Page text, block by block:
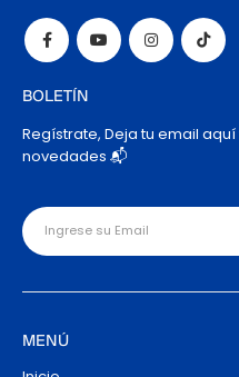
BOLETÍN
Regístrate, Deja tu email
novedades 📬
MENÚ